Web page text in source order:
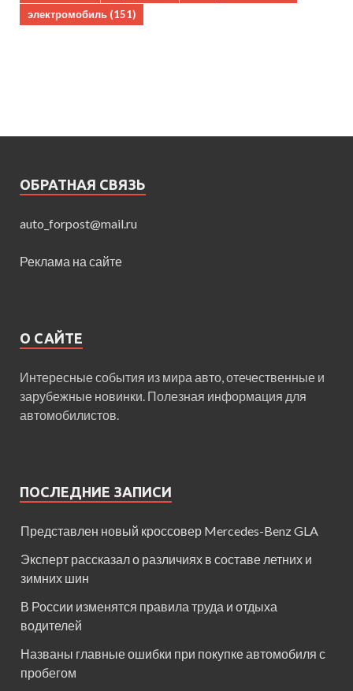
электромобиль (151)
ОБРАТНАЯ СВЯЗЬ
auto_forpost@mail.ru
Реклама на сайте
О САЙТЕ
Интересные события из мира авто, отечественные и
зарубежные новинки. Полезная информация для
автомобилистов.
ПОСЛЕДНИЕ ЗАПИСИ
Представлен новый кроссовер Mercedes-Benz GLA
Эксперт рассказал о различиях в составе летних и
зимних шин
В России изменятся правила труда и отдыха
водителей
Названы главные ошибки при покупке автомобиля с
пробегом